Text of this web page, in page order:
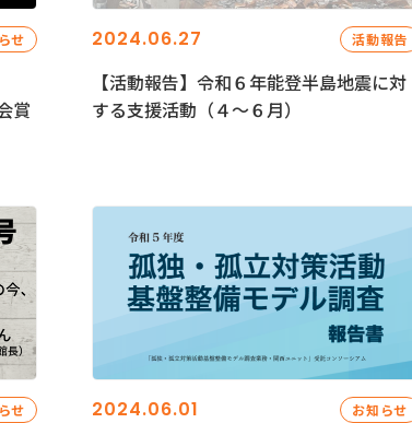
せ
賞
2024.06.27 活動報告
【活動報告】令和６年能登半島地震に対
する支援活動（４〜６月）
せ 2024.06.01 お知らせ